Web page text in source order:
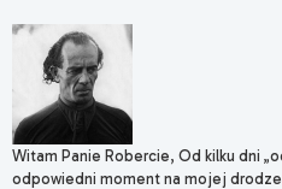
Witam Panie Robercie, Od kilku dni
odpowiedni moment na mojej